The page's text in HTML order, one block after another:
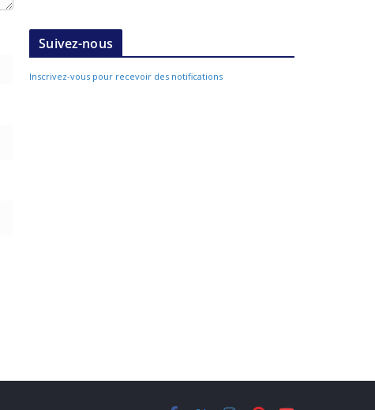
Suivez-nous
Inscrivez-vous pour recevoir des notifications